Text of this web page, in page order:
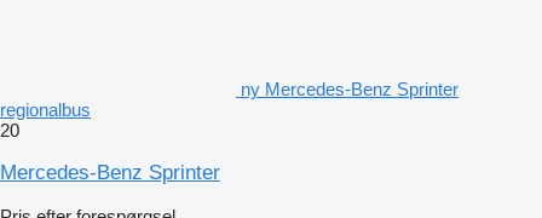
ny Mercedes-Benz Sprinter
regionalbus
20
Mercedes-Benz Sprinter